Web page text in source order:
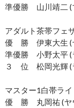
準優勝 山川靖二 (
アダルト茶帯フェ
優 勝 伊東大生 (
準優勝 小野太平 (
３ 位 松岡光輝 (
マスター1白帯ラ
優 勝 丸岡祐 (ヤ